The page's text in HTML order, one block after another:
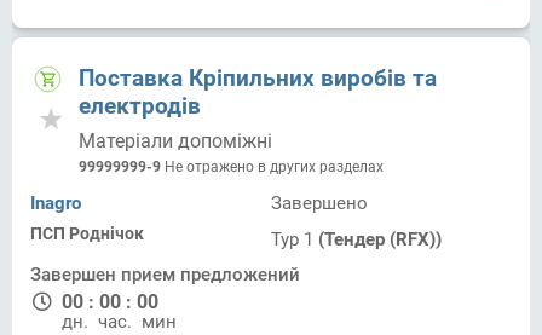
Поставка Кріпильних виробів та
електродів
Матеріали допоміжні
99999999-9 Не отражено в других разделах
Inagro
ПСП Роднічок
Завершено
Тур 1 (Тендер (RFX))
Завершен прием предложений
00 : 00 : 00
дн. час. мин.